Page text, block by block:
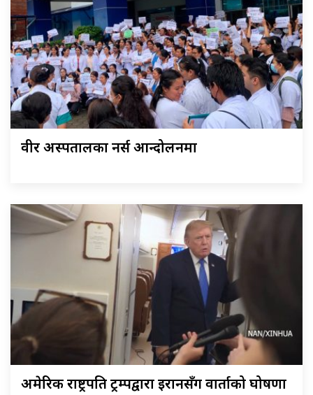
वीर अस्पतालका नर्स आन्दोलनमा
अमेरिकी राष्ट्रपति ट्रम्पद्वारा इरानसँग वार्ताको घोषणा